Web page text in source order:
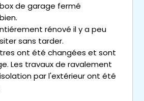
de garage fermé
rénové il y a peu
sans tarder.
ont été changées et sont
Les travaux de ravalement
par l'extérieur ont été